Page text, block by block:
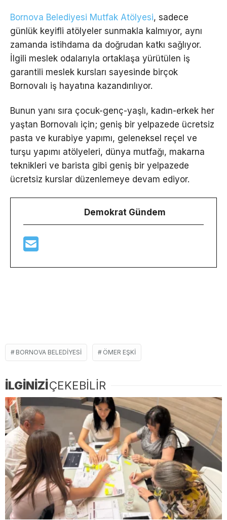
Bornova Belediyesi Mutfak Atölyesi, sadece
günlük keyifli atölyeler sunmakla kalmıyor, aynı
zamanda istihdama da doğrudan katkı sağlıyor.
İlgili meslek odalarıyla ortaklaşa yürütülen iş
garantili meslek kursları sayesinde birçok
Bornovalı iş hayatına kazandırılıyor.
Bunun yanı sıra çocuk-genç-yaşlı, kadın-erkek her
yaştan Bornovalı için; geniş bir yelpazede ücretsiz
pasta ve kurabiye yapımı, geleneksel reçel ve
turşu yapımı atölyeleri, dünya mutfağı, makarna
teknikleri ve barista gibi geniş bir yelpazede
ücretsiz kurslar düzenlemeye devam ediyor.
Demokrat Gündem
BORNOVA BELEDIYESI ÖMER EŞKI
İLGİNİZİÇEKEBİLİR